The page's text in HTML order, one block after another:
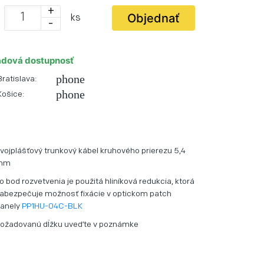
+
-
ks Objednať
dostupnosť
phone
phone
trunkový kábel kruhového prierezu 5,4
bod rozvetvenia je použitá hliníková redukcia, ktorá
možnosť fixácie v optickom patch
PP1HU-04C-BLK
dĺžku uveďte v poznámke